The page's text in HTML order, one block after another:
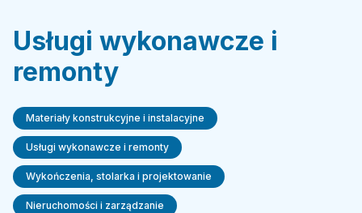
Usługi wykonawcze i
remonty
Materiały konstrukcyjne i instalacyjne
Usługi wykonawcze i remonty
Wykończenia, stolarka i projektowanie
Nieruchomości i zarządzanie